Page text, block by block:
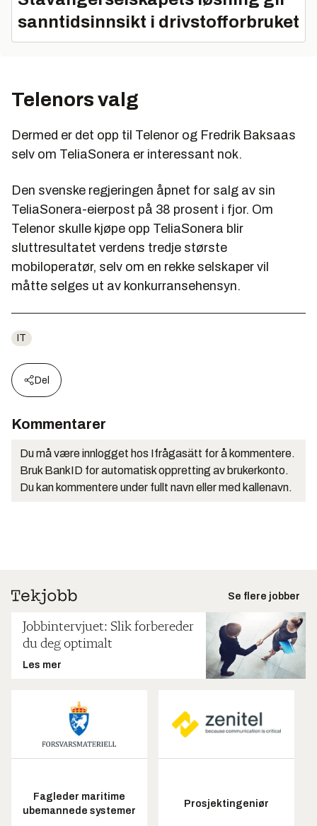
sanntidsinnsikt i drivstofforbruket
Telenors valg
Dermed er det opp til Telenor og Fredrik Baksaas
selv om TeliaSonera er interessant nok.
Den svenske regjeringen åpnet for salg av sin
TeliaSonera-eierpost på 38 prosent i fjor. Om
Telenor skulle kjøpe opp TeliaSonera blir
sluttresultatet verdens tredje største
mobiloperatør, selv om en rekke selskaper vil
måtte selges ut av konkurransehensyn.
IT
Del
Kommentarer
Du må være innlogget hos Ifrågasätt for å kommentere.
Bruk BankID for automatisk oppretting av brukerkonto.
Du kan kommentere under fullt navn eller med kallenavn.
Se flere jobber
Jobbintervjuet: Slik forbereder
du deg optimalt
Les mer
Fagleder maritime
ubemannede systemer
Prosjektingeniør